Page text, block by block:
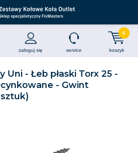
zaloguj się service koszyk
0
Uni - Łeb płaski Torx 25 -
- Gwint